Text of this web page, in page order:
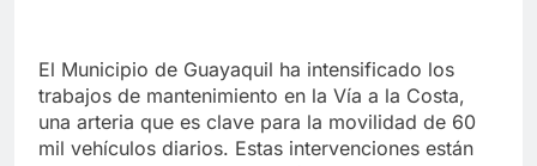
El Municipio de Guayaquil ha intensificado los
trabajos de mantenimiento en la Vía a la Costa,
una arteria que es clave para la movilidad de 60
mil vehículos diarios. Estas intervenciones están